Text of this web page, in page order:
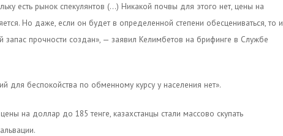
есть рынок спекулянтов (…) Никакой почвы для этого нет, цены на
Но даже, если он будет в определенной степени обесцениваться, то и
запас прочности создан», — заявил Келимбетов на брифинге в Службе
для беспокойства по обменному курсу у населения нет».
на доллар до 185 тенге, казахстанцы стали массово скупать